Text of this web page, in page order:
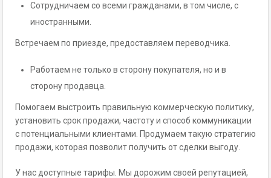
Сотрудничаем со всеми гражданами, в том числе, с
иностранными.
Встречаем по приезде, предоставляем переводчика.
Работаем не только в сторону покупателя, но и в
сторону продавца.
Помогаем выстроить правильную коммерческую политику,
установить срок продажи, частоту и способ коммуникации
с потенциальными клиентами. Продумаем такую стратегию
продажи, которая позволит получить от сделки выгоду.
У нас доступные тарифы. Мы дорожим своей репутацией,